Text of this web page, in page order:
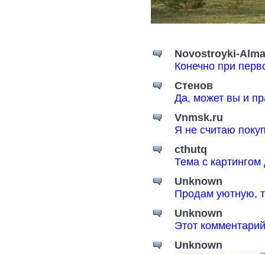
Novostroyki-
Конечно при
Стенов
Да, может вы и
Vnmsk.ru
Я не считаю
cthutq
Тема с
Unknown
Продам уютную,
Unknown
Этот
Unknown